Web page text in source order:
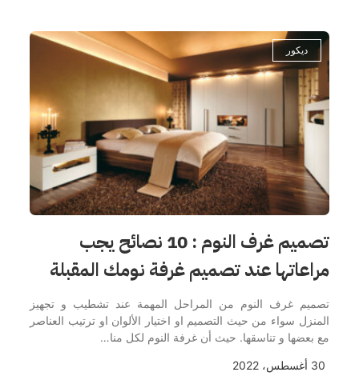
ديكور
تصميم غرف النوم : 10 نصائح يجب
مراعاتها عند تصميم غرفة نومك المقبلة
تصميم غرف النوم من المراحل المهمة عند تشطيب و تجهيز
المنزل سواء من حيث التصميم او اختيار الألوان او ترتيب العناصر
مع بعضها و تناسقها. حيث أن غرفة النوم لكل منا…
30 أغسطس، 2022